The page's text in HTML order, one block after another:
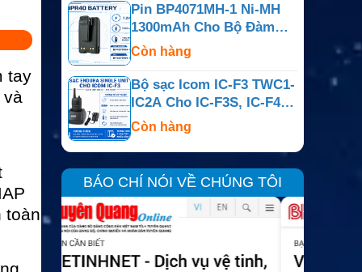
tay
toàn
Pin BP4071MH-1 Ni-MH
1300mAh Cho Bộ Đàm
Motorola BPR40 Và
BearCom BC130
Còn hàng
Bộ sạc Icom IC-F3 TWC1-
IC2A Cho IC-F3S, IC-F4,
IC-F4S Và IC-T2A
Còn hàng
BÁO CHÍ NÓI VỀ CHÚNG TÔI